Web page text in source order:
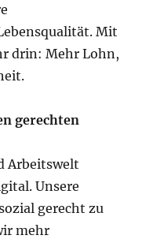
Mit
drin: Mehr Lohn,
gerechten
Arbeitswelt
Unsere
gerecht zu
mehr